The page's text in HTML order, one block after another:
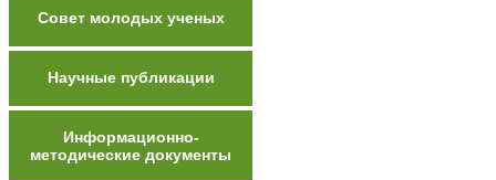
Совет молодых ученых
Научные публикации
Информационно-
методические документы